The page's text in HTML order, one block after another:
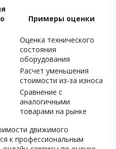
Примеры оценки
Оценка технического
состояния
оборудования
Расчет уменьшения
стоимости из-за износа
Сравнение с
аналогичными
товарами на рынке
движимого
к профессиональным